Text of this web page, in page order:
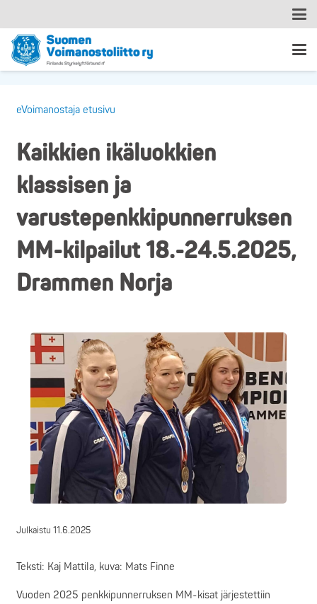
eVoimanostaja etusivu
Kaikkien ikäluokkien
klassisen ja
varustepenkkipunnerruksen
MM-kilpailut 18.-24.5.2025,
Drammen Norja
Julkaistu 11.6.2025
Teksti: Kaj Mattila, kuva: Mats Finne
Vuoden 2025 penkkipunnerruksen MM-kisat järjestettiin